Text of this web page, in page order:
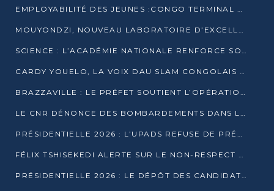
EMPLOYABILITÉ DES JEUNES :CONGO TERMINAL S’ALLIE À L’ESCIC POUR RAPPROCHER L’ÉCOLE DU TERRAIN
MOUYONDZI, NOUVEAU LABORATOIRE D’EXCELLENCE PÉDAGOGIQUE AVEC L’ENFICE
SCIENCE : L’ACADÉMIE NATIONALE RENFORCE SON ÉQUIPE ET TRACE SA FEUILLE DE ROUTE 2026
CARDY YOUELO, LA VOIX DAU SLAM CONGOLAIS QUI INTERPELLE LE MONDE
BRAZZAVILLE : LE PRÉFET SOUTIENT L’OPÉRATION « ZÉRO KULUNA » ET APPELLE À LA VIGILANCE CITOYENNE
LE CNR DÉNONCE DES BOMBARDEMENTS DANS LE POOL ET ACCUSE LE GOUVERNEMENT
PRÉSIDENTIELLE 2026 : L’UPADS REFUSE DE PRÉSENTER UN CANDIDAT ET DÉNONCE UN PROCESSUS NON CRÉDIBLE
FÉLIX TSHISEKEDI ALERTE SUR LE NON-RESPECT DES ENGAGEMENTS DE PAIX APRÈS SA RENCONTRE AVEC D. SASSOU-NGUESSO
PRÉSIDENTIELLE 2026 : LE DÉPÔT DES CANDIDATURES OUVERT DU 29 JANVIER AU 12 FÉVRIER